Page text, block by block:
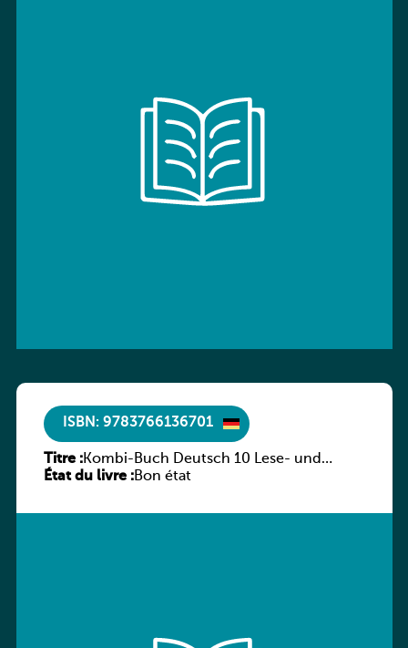
ISBN: 9783766136701
Titre :Kombi-Buch Deutsch 10 Lese- und
Sprachbuch
État du livre :Bon état